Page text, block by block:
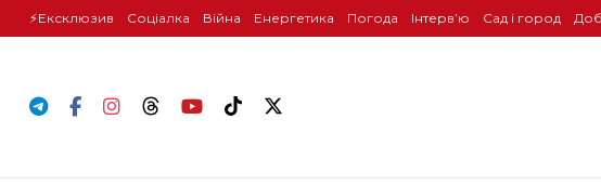
⚡️Ексклюзив Соціалка Війна Енергетика Погода Інтервʼю Сад і город